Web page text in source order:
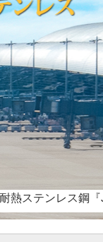
熱ステンレス鋼
％レベルの炭素
耐熱ステンレス鋼